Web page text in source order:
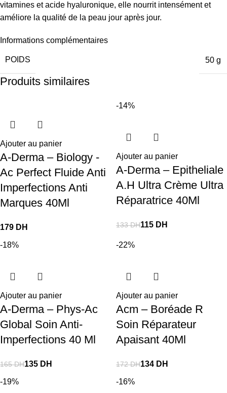
vitamines et acide hyaluronique, elle nourrit intensément et
améliore la qualité de la peau jour après jour.
Informations complémentaires
POIDS 50 g
Produits similaires
Ajouter au panier
A-Derma – Biology -
Ac Perfect Fluide Anti
Imperfections Anti
Marques 40Ml
DH
-14%
Ajouter au panier
A-Derma – Epitheliale
A.H Ultra Crème Ultra
Réparatrice 40Ml
133DH115 DH
-18%
Ajouter au panier
A-Derma – Phys-Ac
Global Soin Anti-
Imperfections 40 Ml
165DH135 DH
-22%
Ajouter au panier
Acm – Boréade R
Soin Réparateur
Apaisant 40Ml
172DH134 DH
-19% -16%